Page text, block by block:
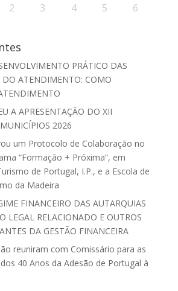
2 3 4 5 6
PRÁTICO DAS
DO ATENDIMENTO: COMO
A APRESENTAÇÃO DO XII
2026
um Protocolo de Colaboração no
“Formação + Próxima”, em
de Portugal, I.P., e a Escola de
da Madeira
FINANCEIRO DAS AUTARQUIAS
LEGAL RELACIONADO E OUTROS
DA GESTÃO FINANCEIRA
reuniram com Comissário para as
40 Anos da Adesão de Portugal à